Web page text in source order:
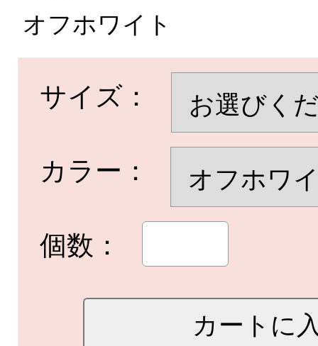
オフホワイト
サイズ：
カラー：
個数：